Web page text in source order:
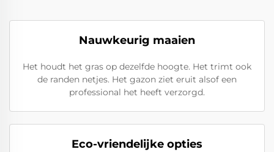
Nauwkeurig maaien
Het houdt het gras op dezelfde hoogte. Het trimt ook
de randen netjes. Het gazon ziet eruit alsof een
professional het heeft verzorgd.
Eco-vriendelijke opties